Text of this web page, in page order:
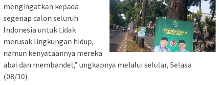
mengingatkan kepada
segenap calon seluruh
Indonesia untuk tidak
merusak lingkungan hidup,
namun kenyataannya mereka
abai dan membandel,” ungkapnya melalui selular, Selasa
(08/10).